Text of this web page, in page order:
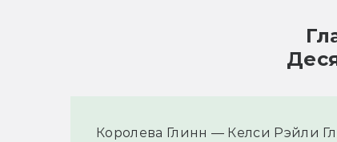
Королева Глинн — Келси Рэйли